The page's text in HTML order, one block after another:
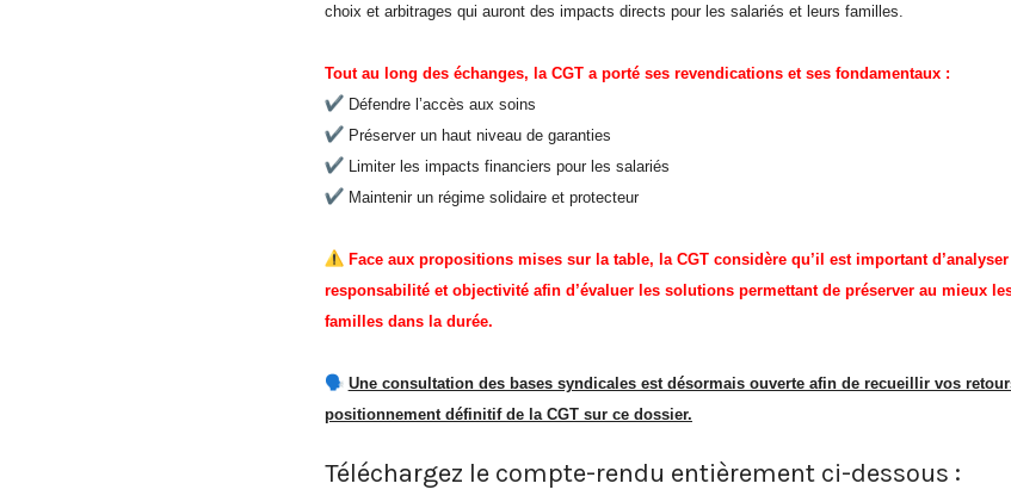
choix et arbitrages qui auront des impacts directs pour les salariés et leurs familles.
Tout au long des échanges, la CGT a porté ses revendications et ses fondamentaux :
Défendre l’accès aux soins
Préserver un haut niveau de garanties
Limiter les impacts financiers pour les salariés
Maintenir un régime solidaire et protecteur
Face aux propositions mises sur la table, la CGT considère qu’il est important
responsabilité et objectivité afin d’évaluer les solutions permettant de préserver au mieux
familles dans la durée.
Une consultation des bases syndicales est désormais ouverte afin de recueillir vos
positionnement définitif de la CGT sur ce dossier.
Téléchargez le compte-rendu entièrement ci-dessous :